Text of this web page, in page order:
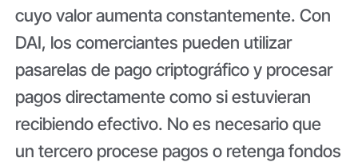
cuyo valor aumenta constantemente. Con
DAI, los comerciantes pueden utilizar
pasarelas de pago criptográfico y procesar
pagos directamente como si estuvieran
recibiendo efectivo. No es necesario que
un tercero procese pagos o retenga fondos